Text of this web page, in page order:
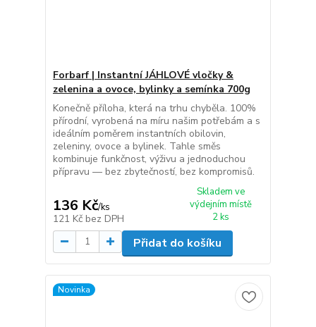
Forbarf | Instantní JÁHLOVÉ vločky &
zelenina a ovoce, bylinky a semínka 700g
Konečně příloha, která na trhu chyběla. 100%
přírodní, vyrobená na míru našim potřebám a s
ideálním poměrem instantních obilovin,
zeleniny, ovoce a bylinek. Tahle směs
kombinuje funkčnost, výživu a jednoduchou
přípravu — bez zbytečností, bez kompromisů.
136 Kč/ks
121 Kč bez DPH
Skladem ve
výdejním místě
2 ks
Přidat do košíku
Novinka